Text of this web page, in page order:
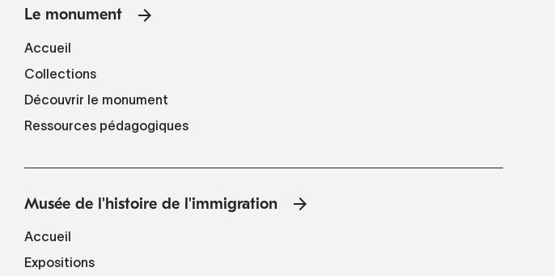
Le monument
Accueil
Collections
Découvrir le monument
Ressources pédagogiques
Musée de l'histoire de l'immigration
Accueil
Expositions